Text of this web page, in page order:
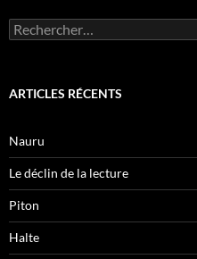
Rechercher :
ARTICLES RÉCENTS
Nauru
Le déclin de la lecture
Piton
Halte